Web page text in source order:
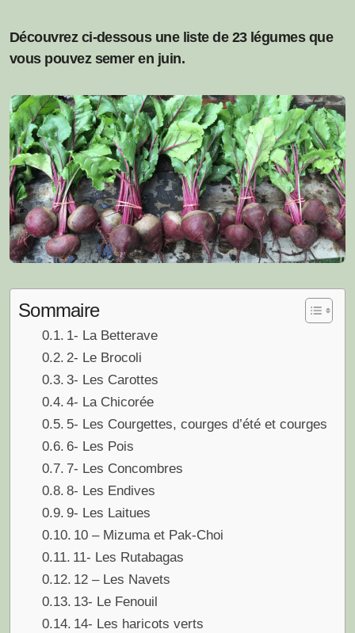
Découvrez ci-dessous une liste de 23 légumes que
vous pouvez semer en juin.
Sommaire
1- La Betterave
2- Le Brocoli
3- Les Carottes
4- La Chicorée
5- Les Courgettes, courges d’été et courges
6- Les Pois
7- Les Concombres
8- Les Endives
9- Les Laitues
10 – Mizuma et Pak-Choi
11- Les Rutabagas
12 – Les Navets
13- Le Fenouil
14- Les haricots verts